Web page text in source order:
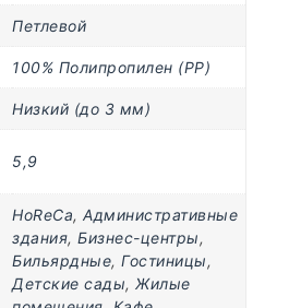
Петлевой
100% Полипропилен (PP)
Низкий (до 3 мм)
5,9
HoReCa, Административные
здания, Бизнес-центры,
Бильярдные, Гостиницы,
Детские сады, Жилые